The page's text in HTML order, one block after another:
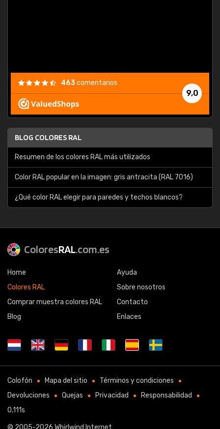
9,0
463comentarios
BLOG COLORES RAL
Resumen de los colores RAL más utilizados
Color RAL popular en la imagen: gris antracita (RAL 7016)
¿Qué color RAL elegir para paredes y techos blancos?
ColoresRAL.com.es
Home
Colores RAL
Comprar muestra colores RAL
Blog
Ayuda
Sobre nosotros
Contacto
Enlaces
Colofón Mapa del sitio
Términos y condiciones
Devoluciones
Quejas Privacidad
Responsabilidad
0,111s
© 2005-2026 Whirlwind Internet